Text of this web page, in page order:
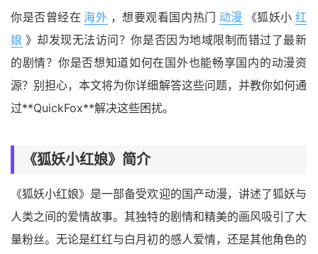
你是否曾经在 海外 ，想要观看国内热门 动漫 《狐妖小 红
娘 》却发现无法访问？你是否因为地域限制而错过了最新
的剧情？你是否想知道如何在国外也能畅享国内的动漫资
源？别担心，本文将为你详细解答这些问题，并教你如何通
过**QuickFox**解决这些困扰。
《狐妖小红娘》简介
《狐妖小红娘》是一部备受欢迎的国产动漫，讲述了狐妖与
人类之间的爱情故事。其独特的剧情和精美的画风吸引了大
量粉丝。无论是红红与白月初的感人爱情，还是其他角色的